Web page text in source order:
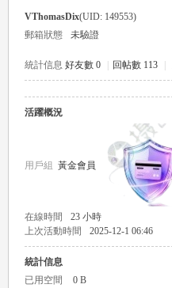
VThomasDix(UID: 149553)
郵箱狀態
未驗證
統計信息 好友數 0 回帖數 113
活躍概況
用戶組 黃金會員
在線時間 23 小時
上次活動時間
2025-12-1 06:46
統計信息
已用空間
0 B